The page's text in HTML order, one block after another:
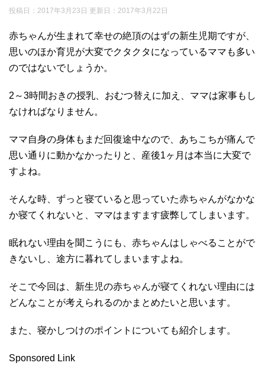
投稿日：2017年3月23日 更新日： 2017年3月22日
赤ちゃんが生まれて幸せの絶頂のはずの新生児期ですが、
思いのほか育児が大変でクタクタになっているママも多い
のではないでしょうか。
2～3時間おきの授乳、おむつ替えに加え、ママは家事もし
なければなりません。
ママ自身の身体もまだ回復途中なので、あちこちが痛んで
思い通りに動かなかったりと、産後1ヶ月は本当に大変で
すよね。
そんな時、ずっと寝ていると思っていた赤ちゃんがなかな
か寝てくれないと、ママはますます疲弊してしまいます。
眠れない理由を聞こうにも、赤ちゃんはしゃべることがで
きないし、途方に暮れてしまいますよね。
そこで今回は、新生児の赤ちゃんが寝てくれない理由には
どんなことが考えられるのかまとめたいと思います。
また、寝かしつけのポイントについても紹介します。
Sponsored Link